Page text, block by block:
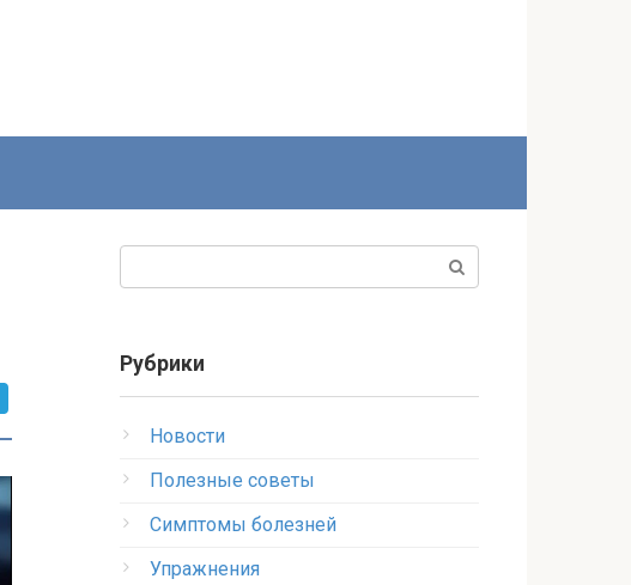
Рубрики
Новости
Полезные советы
Симптомы болезней
Упражнения